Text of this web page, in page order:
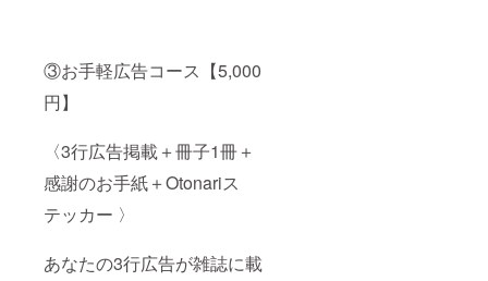
③お手軽広告コース【5,000
円】
〈3行広告掲載＋冊子1冊＋
感謝のお手紙＋Otonariス
テッカー 〉
あなたの3行広告が雑誌に載